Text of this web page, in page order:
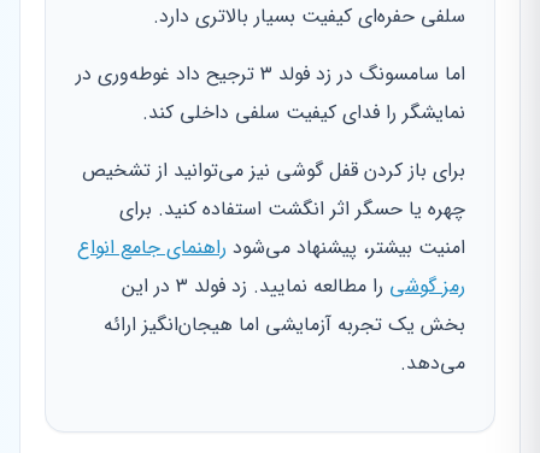
سلفی حفره‌ای کیفیت بسیار بالاتری دارد.
اما سامسونگ در زد فولد ۳ ترجیح داد غوطه‌وری در
نمایشگر را فدای کیفیت سلفی داخلی کند.
برای باز کردن قفل گوشی نیز می‌توانید از تشخیص
چهره یا حسگر اثر انگشت استفاده کنید. برای
امنیت بیشتر، پیشنهاد می‌شود راهنمای جامع انواع
رمز گوشی
را مطالعه نمایید. زد فولد ۳ در این
بخش یک تجربه آزمایشی اما هیجان‌انگیز ارائه
می‌دهد.